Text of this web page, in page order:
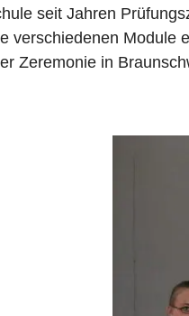
seit Jahren
verschiedenen Module
Zeremonie in